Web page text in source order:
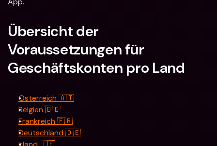
Übersicht der
Voraussetzungen für
Geschäftskonten pro Land
Österreich 🇦🇹
Belgien 🇧🇪
Frankreich 🇫🇷
Deutschland 🇩🇪